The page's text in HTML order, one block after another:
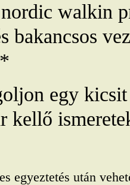
walkin
bakancsos
egy
kellő
egyeztetés után